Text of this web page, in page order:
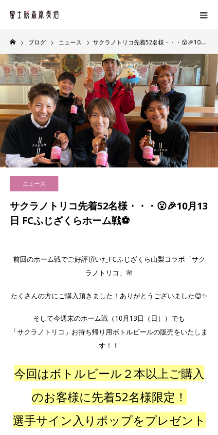
ブログ ニュース サクラノトリコ先着52名様・・・😮🎉10月13日 FCふじざくらホーム戦⚽
ニュース
サクラノトリコ先着52名様・・・😮🎉10月13
日 FCふじざくらホーム戦⚽
前回のホーム戦でご好評頂いたFCふじざくら山梨コラボ「サク
ラノトリコ」🌸
たくさんの方にご購入頂きました！ありがとうございました😊✨
そして今週末のホーム戦（10月13日（日））でも
「サクラノトリコ」お持ち帰り用ボトルビールの販売をいたしま
す！！
今回はボトルビール２本以上ご購入
のお客様に先着52名様限定！
選手サイン入りポップをプレゼント